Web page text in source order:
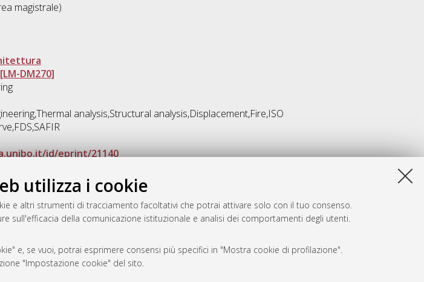
utilizza i cookie
e altri strumenti di tracciamento facoltativi che potrai attivare solo con il tuo consenso.
sull'efficacia della comunicazione istituzionale e analisi dei comportamenti degli utenti.
e, se vuoi, potrai esprimere consensi più specifici in "Mostra cookie di profilazione".
"Impostazione cookie" del sito.
magistrale)
DM270]
analysis,Structural analysis,Displacement,Fire,ISO
id/eprint/21140
documento: